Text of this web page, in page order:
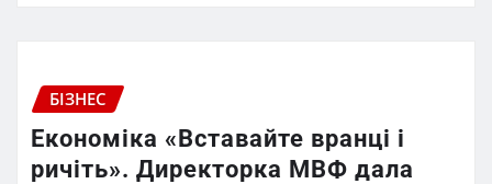
БІЗНЕС
Економіка «Вставайте вранці і
ричіть». Директорка МВФ дала